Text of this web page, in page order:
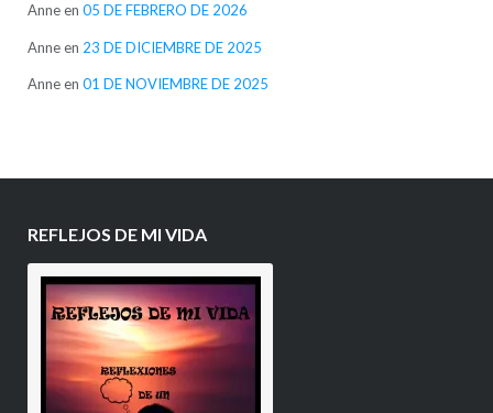
Anneen 05 DE FEBRERO DE 2026
Anneen 23 DE DICIEMBRE DE 2025
Anneen 01 DE NOVIEMBRE DE 2025
REFLEJOS DE MI VIDA